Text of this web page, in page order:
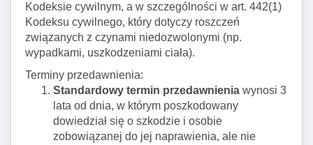
Kodeksie cywilnym, a w szczególności w art. 442(1)
Kodeksu cywilnego, który dotyczy roszczeń
związanych z czynami niedozwolonymi (np.
wypadkami, uszkodzeniami ciała).
Terminy przedawnienia:
Standardowy termin przedawnienia wynosi 3
lata od dnia, w którym poszkodowany
dowiedział się o szkodzie i osobie
zobowiązanej do jej naprawienia, ale nie